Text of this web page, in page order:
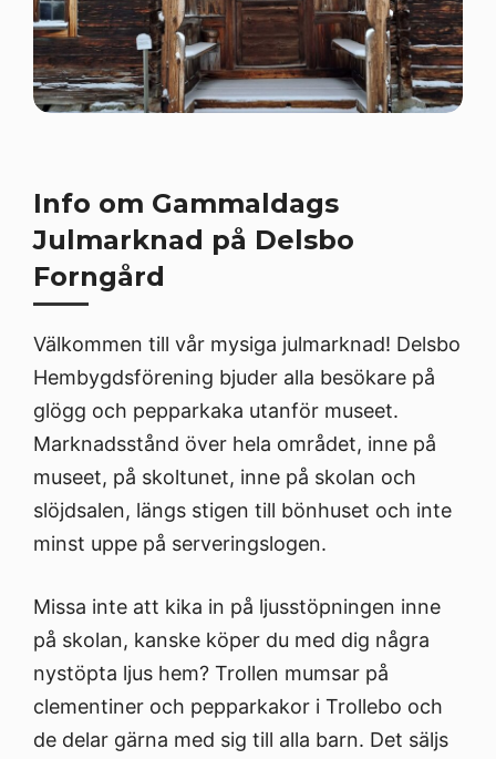
Info om Gammaldags
Julmarknad på Delsbo
Forngård
Välkommen till vår mysiga julmarknad! Delsbo
Hembygdsförening bjuder alla besökare på
glögg och pepparkaka utanför museet.
Marknadsstånd över hela området, inne på
museet, på skoltunet, inne på skolan och
slöjdsalen, längs stigen till bönhuset och inte
minst uppe på serveringslogen.
Missa inte att kika in på ljusstöpningen inne
på skolan, kanske köper du med dig några
nystöpta ljus hem? Trollen mumsar på
clementiner och pepparkakor i Trollebo och
de delar gärna med sig till alla barn. Det säljs